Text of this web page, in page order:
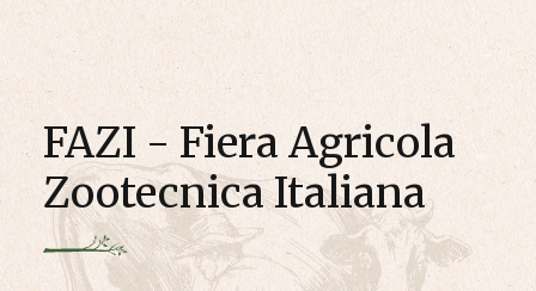
FAZI - Fiera Agricola
Zootecnica Italiana